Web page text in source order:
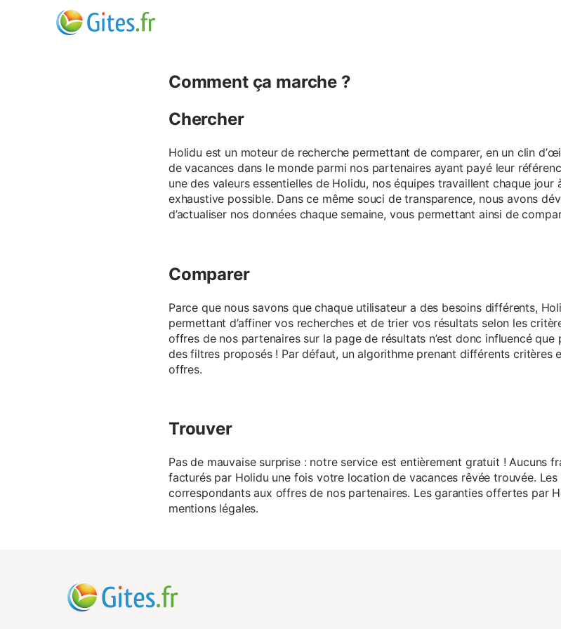
Comment ça marche ?
Chercher
Holidu est un moteur de recherche permettant de comparer, en un clin
de vacances dans le monde parmi nos partenaires ayant payé leur
une des valeurs essentielles de Holidu, nos équipes travaillent chaque
exhaustive possible. Dans ce même souci de transparence, nous avons
d’actualiser nos données chaque semaine, vous permettant ainsi de
Comparer
Parce que nous savons que chaque utilisateur a des besoins différents,
permettant d’affiner vos recherches et de trier vos résultats selon les
offres de nos partenaires sur la page de résultats n’est donc influencé
des filtres proposés ! Par défaut, un algorithme prenant différents critères
offres.
Trouver
Pas de mauvaise surprise : notre service est entièrement gratuit ! Aucuns
facturés par Holidu une fois votre location de vacances rêvée trouvée.
correspondants aux offres de nos partenaires. Les garanties offertes par
mentions légales.